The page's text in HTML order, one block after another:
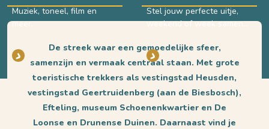
Muziek, toneel, film en
meer.
Stel jouw perfecte uitje,
weekend of week samen
De streek waar een gemoedelijke sfeer,
samenzijn en vermaak centraal staan. Met grote
toeristische trekkers als vestingstad Heusden,
vestingstad Geertruidenberg (aan de Biesbosch),
Efteling, museum Schoenenkwartier en De
Loonse en Drunense Duinen. Daarnaast vind je